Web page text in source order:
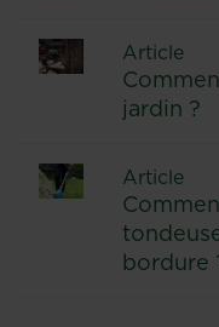
Article
jardin ?
Article
bordure